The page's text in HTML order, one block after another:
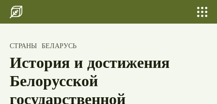
"Тайвань — секреты незабываемого
отдыха на экзотическом острове в
Азии"
Шатер для свадьбы и выпускных
Свадьбы
СТРАНЫ БЕЛАРУСЬ
История и достижения
Белорусской
государственной